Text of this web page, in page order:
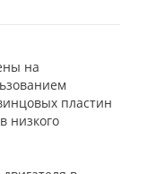
на
пластин
низкого